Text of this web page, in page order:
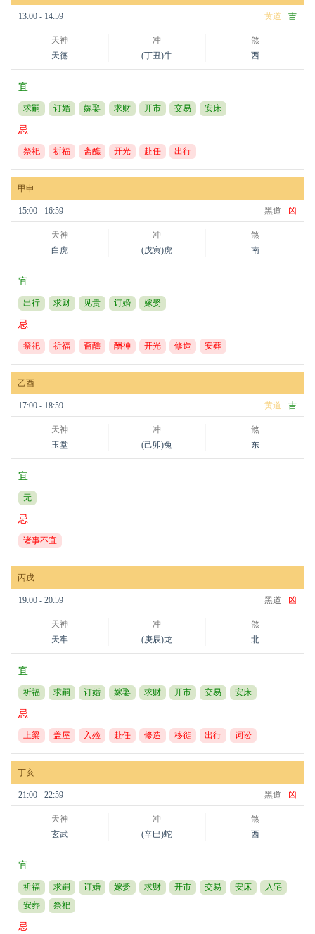
13:00 - 14:59 黄道 吉
天神
天德
冲
(丁丑)牛
煞
西
宜
求嗣 订婚 嫁娶 求财 开市 交易 安床
忌
祭祀 祈福 斋醮 开光 赴任 出行
甲申
15:00 - 16:59 黑道 凶
天神
白虎
冲
(戊寅)虎
煞
南
宜
出行 求财 见贵 订婚 嫁娶
忌
祭祀 祈福 斋醮 酬神 开光 修造 安葬
乙酉
17:00 - 18:59 黄道 吉
天神
玉堂
冲
(己卯)兔
煞
东
宜
无
忌
诸事不宜
丙戌
19:00 - 20:59 黑道 凶
天神
天牢
冲
(庚辰)龙
煞
北
宜
祈福 求嗣 订婚 嫁娶 求财 开市 交易 安床
忌
上梁 盖屋 入殓 赴任 修造 移徙 出行 词讼
丁亥
21:00 - 22:59 黑道 凶
天神
玄武
冲
(辛巳)蛇
煞
西
宜
祈福 求嗣 订婚 嫁娶 求财 开市 交易 安床
入宅
安葬
祭祀
忌